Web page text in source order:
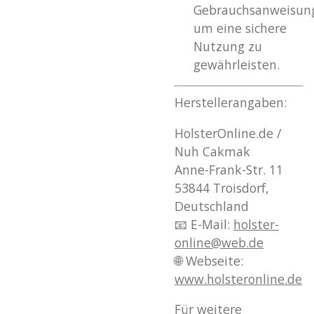
um eine sichere
Nutzung zu
gewährleisten.
Herstellerangaben:
HolsterOnline.de /
Nuh Cakmak
Anne-Frank-Str. 11
53844 Troisdorf,
Deutschland
📧 E-Mail: holster-
online@web.de
🌐 Webseite:
www.holsteronline.de
Für weitere